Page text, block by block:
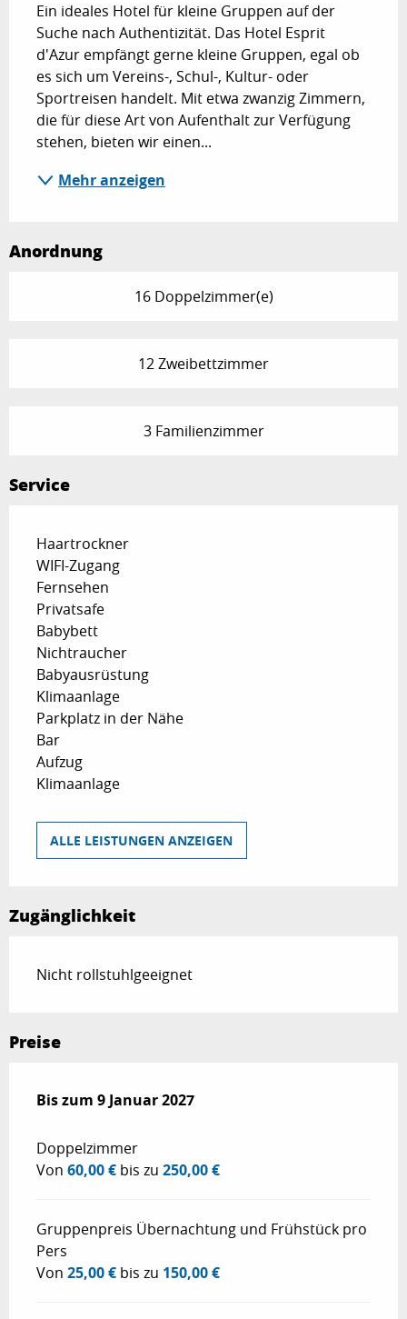
Ein ideales Hotel für kleine Gruppen auf der
Suche nach Authentizität. Das Hotel Esprit
d'Azur empfängt gerne kleine Gruppen, egal ob
es sich um Vereins-, Schul-, Kultur- oder
Sportreisen handelt. Mit etwa zwanzig Zimmern,
die für diese Art von Aufenthalt zur Verfügung
stehen, bieten wir einen...
Mehr anzeigen
Anordnung
16 Doppelzimmer(e)
12 Zweibettzimmer
3 Familienzimmer
Service
Haartrockner
WIFI-Zugang
Fernsehen
Privatsafe
Babybett
Nichtraucher
Babyausrüstung
Klimaanlage
Parkplatz in der Nähe
Bar
Aufzug
Klimaanlage
ALLE LEISTUNGEN ANZEIGEN
Zugänglichkeit
Nicht rollstuhlgeeignet
Preise
ab4 Februar 2026bis zum
Bis zum 9 Januar 2027
Doppelzimmer
Von 60,00 € bis zu 250,00 €
Gruppenpreis Übernachtung und Frühstück pro
Pers
Von 25,00 € bis zu 150,00 €